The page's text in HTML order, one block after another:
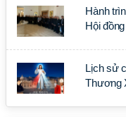
Hành
Hội
Lịch sử
Thương